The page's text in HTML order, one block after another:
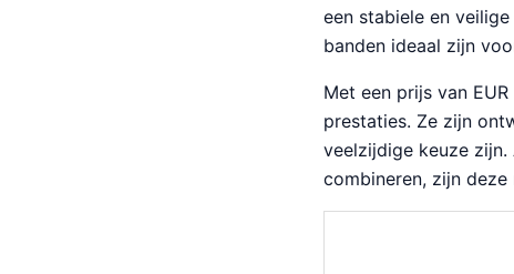
een stabiele en
banden ideaal zijn
Met een prijs van
prestaties. Ze zijn
veelzijdige keuze
combineren, zijn deze